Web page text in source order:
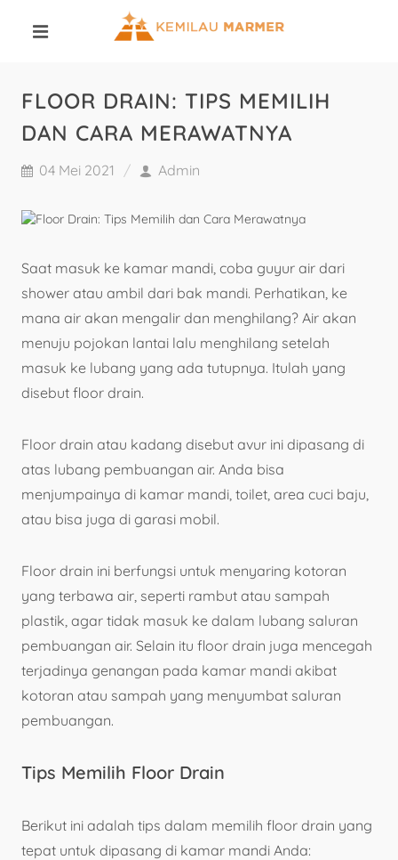
FLOOR DRAIN: TIPS MEMILIH
DAN CARA MERAWATNYA
04 Mei 2021 Admin
Saat masuk ke kamar mandi, coba guyur air dari
shower atau ambil dari bak mandi. Perhatikan, ke
mana air akan mengalir dan menghilang? Air akan
menuju pojokan lantai lalu menghilang setelah
masuk ke lubang yang ada tutupnya. Itulah yang
disebut floor drain.
Floor drain atau kadang disebut avur ini dipasang di
atas lubang pembuangan air. Anda bisa
menjumpainya di kamar mandi, toilet, area cuci baju,
atau bisa juga di garasi mobil.
Floor drain ini berfungsi untuk menyaring kotoran
yang terbawa air, seperti rambut atau sampah
plastik, agar tidak masuk ke dalam lubang saluran
pembuangan air. Selain itu floor drain juga mencegah
terjadinya genangan pada kamar mandi akibat
kotoran atau sampah yang menyumbat saluran
pembuangan.
Tips Memilih Floor Drain
Berikut ini adalah tips dalam memilih floor drain yang
tepat untuk dipasang di kamar mandi Anda: